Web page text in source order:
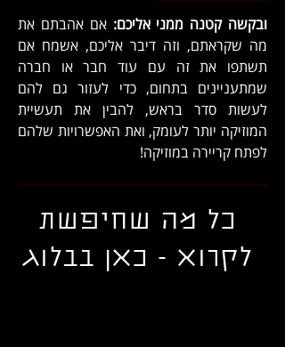
ובקשה קטנה ממני אליכם:אם אהבתם את
מה שקראתם, וזה דיבר אליכם, אשמח אם
תשתפו את זה עם עוד חבר או חברה
שמתעניינים בתחום, כדי לעזור גם להם
לעשות סדר בראש, להבין את תעשיית
המוזיקה יותר לעומק, ואת האפשרויות שלהם
לפתח קריירה במוזיקה!
כל מה שחיפשת
לקרוא - כאן בבלוג